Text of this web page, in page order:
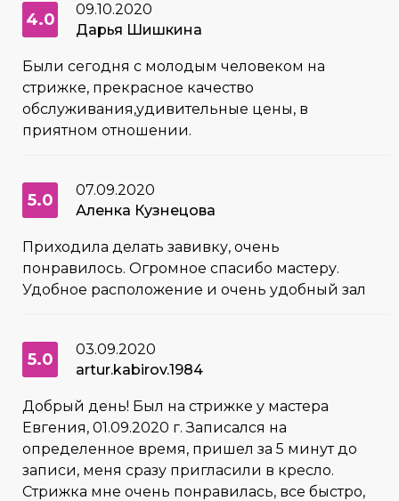
4.0
09.10.2020
Дарья Шишкина
Были сегодня с молодым человеком на
стрижке, прекрасное качество
обслуживания,удивительные цены, в
приятном отношении.
5.0
07.09.2020
Аленка Кузнецова
Приходила делать завивку, очень
понравилось. Огромное спасибо мастеру.
Удобное расположение и очень удобный зал
5.0
03.09.2020
artur.kabirov.1984
Добрый день! Был на стрижке у мастера
Евгения, 01.09.2020 г. Записался на
определенное время, пришел за 5 минут до
записи, меня сразу пригласили в кресло.
Стрижка мне очень понравилась, все быстро,